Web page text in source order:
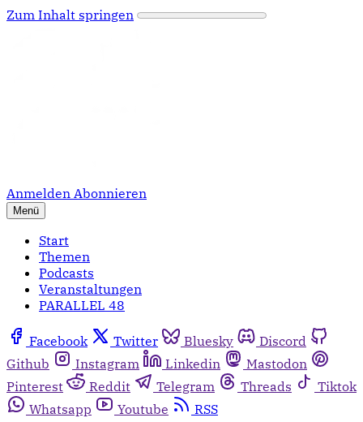
Zum Inhalt springen
Anmelden Abonnieren
Menü
Start
Themen
Podcasts
Veranstaltungen
PARALLEL 48
Facebook Twitter Bluesky
Discord
Github
Instagram Linkedin
Mastodon
Pinterest
Reddit Telegram Threads
Tiktok
Whatsapp
Youtube RSS